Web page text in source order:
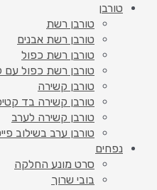
טורבן
טורבן רשת
טורבן רשת אבנים
טורבן רשת כפול
טורבן רשת כפול עם קשירה
טורבן קשירה
טורבן קשירה בד קטיפה
טורבן קשירה לערב
טורבן ערב בשילוב פייט
נפחים
סרט מונע החלקה
בובי שרוך